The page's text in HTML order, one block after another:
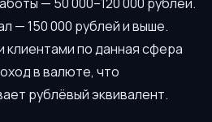
— 150 000 рублей и выше.
клиентами по данная сфера
в валюте, что
рублёвый эквивалент.